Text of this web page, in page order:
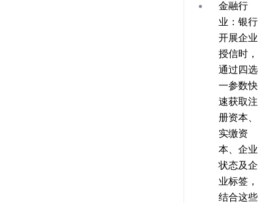
金融行
业：银行
开展企业
授信时，
通过四选
一参数快
速获取注
册资本、
实缴资
本、企业
状态及企
业标签，
结合这些